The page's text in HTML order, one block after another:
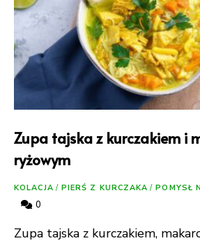
Zupa tajska z kurczakiem i
ryżowym
KOLACJA / PIERŚ Z KURCZAKA / POMYSŁ
0
Zupa tajska z kurczakiem,